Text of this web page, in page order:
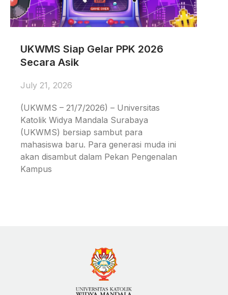
UKWMS Siap Gelar PPK 2026
Secara Asik
July 21, 2026
(UKWMS – 21/7/2026) – Universitas
Katolik Widya Mandala Surabaya
(UKWMS) bersiap sambut para
mahasiswa baru. Para generasi muda ini
akan disambut dalam Pekan Pengenalan
Kampus